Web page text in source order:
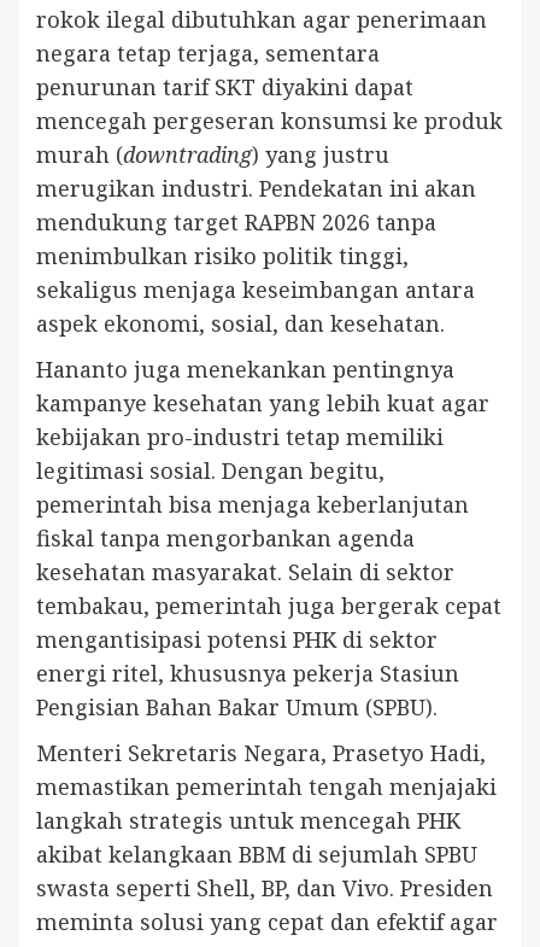
rokok ilegal dibutuhkan agar penerimaan
negara tetap terjaga, sementara
penurunan tarif SKT diyakini dapat
mencegah pergeseran konsumsi ke produk
murah (downtrading) yang justru
merugikan industri. Pendekatan ini akan
mendukung target RAPBN 2026 tanpa
menimbulkan risiko politik tinggi,
sekaligus menjaga keseimbangan antara
aspek ekonomi, sosial, dan kesehatan.
Hananto juga menekankan pentingnya
kampanye kesehatan yang lebih kuat agar
kebijakan pro-industri tetap memiliki
legitimasi sosial. Dengan begitu,
pemerintah bisa menjaga keberlanjutan
fiskal tanpa mengorbankan agenda
kesehatan masyarakat. Selain di sektor
tembakau, pemerintah juga bergerak cepat
mengantisipasi potensi PHK di sektor
energi ritel, khususnya pekerja Stasiun
Pengisian Bahan Bakar Umum (SPBU).
Menteri Sekretaris Negara, Prasetyo Hadi,
memastikan pemerintah tengah menjajaki
langkah strategis untuk mencegah PHK
akibat kelangkaan BBM di sejumlah SPBU
swasta seperti Shell, BP, dan Vivo. Presiden
meminta solusi yang cepat dan efektif agar